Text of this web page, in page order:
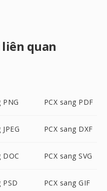
quan
PNG PCX sang PDF
PCX sang DXF
DOC PCX sang SVG
PSD PCX sang GIF